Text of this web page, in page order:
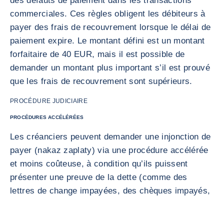
commerciales. Ces règles obligent les débiteurs à
payer des frais de recouvrement lorsque le délai de
paiement expire. Le montant défini est un montant
forfaitaire de 40 EUR, mais il est possible de
demander un montant plus important s’il est prouvé
que les frais de recouvrement sont supérieurs.
PROCÉDURE JUDICIAIRE
PROCÉDURES ACCÉLÉRÉES
Les créanciers peuvent demander une injonction de
payer (nakaz zaplaty) via une procédure accélérée
et moins coûteuse, à condition qu’ils puissent
présenter une preuve de la dette (comme des
lettres de change impayées, des chèques impayés,